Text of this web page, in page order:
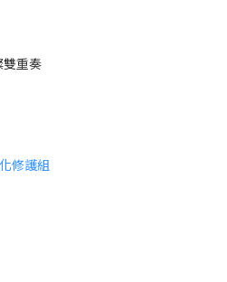
重奏